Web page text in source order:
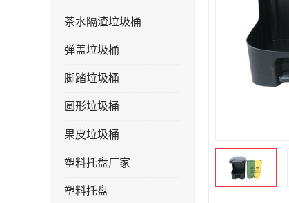
茶水隔渣垃圾桶
弹盖垃圾桶
脚踏垃圾桶
圆形垃圾桶
果皮垃圾桶
塑料托盘厂家
塑料托盘